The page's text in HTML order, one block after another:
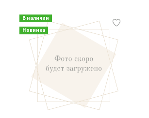
В наличии
Новинка